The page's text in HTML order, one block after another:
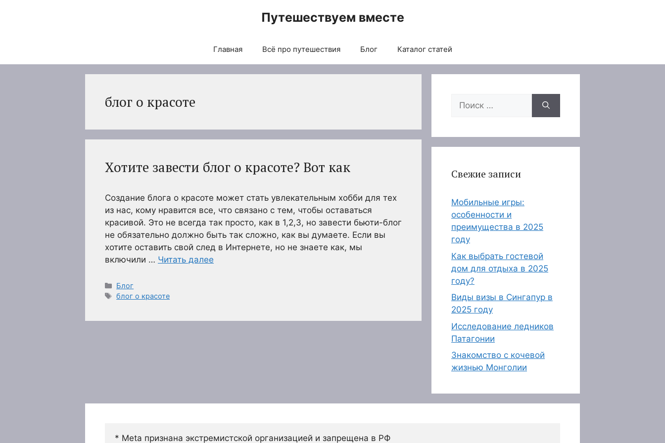
Путешествуем вместе
Главная Всё про путешествия Блог Каталог статей
блог о красоте
Хотите завести блог о красоте? Вот как
Создание блога о красоте может стать увлекательным хобби для тех
из нас, кому нравится все, что связано с тем, чтобы оставаться
красивой. Это не всегда так просто, как в 1,2,3, но завести бьюти-блог
не обязательно должно быть так сложно, как вы думаете. Если вы
хотите оставить свой след в Интернете, но не знаете как, мы
включили … Читать далее
Рубрики
Блог
Метки
блог о красоте
Поиск:
Свежие записи
Мобильные игры:
особенности и
преимущества в 2025
году
Как выбрать гостевой
дом для отдыха в 2025
году?
Виды визы в Сингапур в
2025 году
Исследование ледников
Патагонии
Знакомство с кочевой
жизнью Монголии
* Meta признана экстремистской организацией и запрещена в РФ